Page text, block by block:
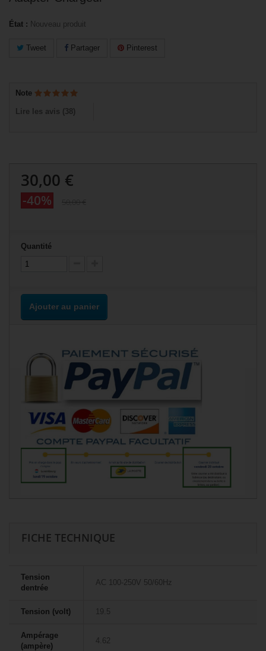
État : Nouveau produit
Tweet Partager Pinterest
Note
Lire les avis (38
30,00 €
-40% 50,00 €
Quantité
Ajouter au panier
FICHE TECHNIQUE
Tension
dentrée
AC 100-250V 50/60Hz
Tension (volt) 19.5
Ampérage
(ampère)
4.62